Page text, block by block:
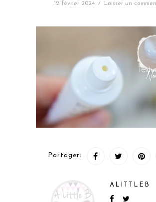
12 février 2024 / Laisser un
Partager:
ALITTLEB